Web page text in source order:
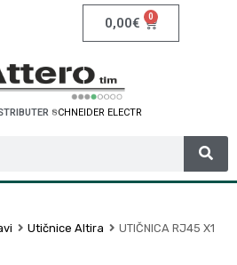
0,00€ 0
H N EIDER ELECTR
PHOE
Utičnice Altira
UTIČNICA RJ45 X1